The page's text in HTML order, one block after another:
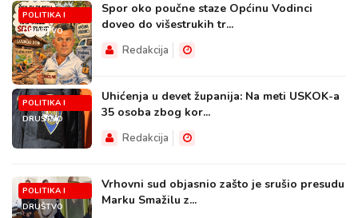
POLITIKA I
DRUŠTVO
Spor oko poučne staze Općinu Vodinci
doveo do višestrukih tr...
Redakcija
POLITIKA I
DRUŠTVO
Uhićenja u devet županija: Na meti USKOK-a
35 osoba zbog kor...
Redakcija
POLITIKA I
DRUŠTVO
Vrhovni sud objasnio zašto je srušio presudu
Marku Smažilu z...